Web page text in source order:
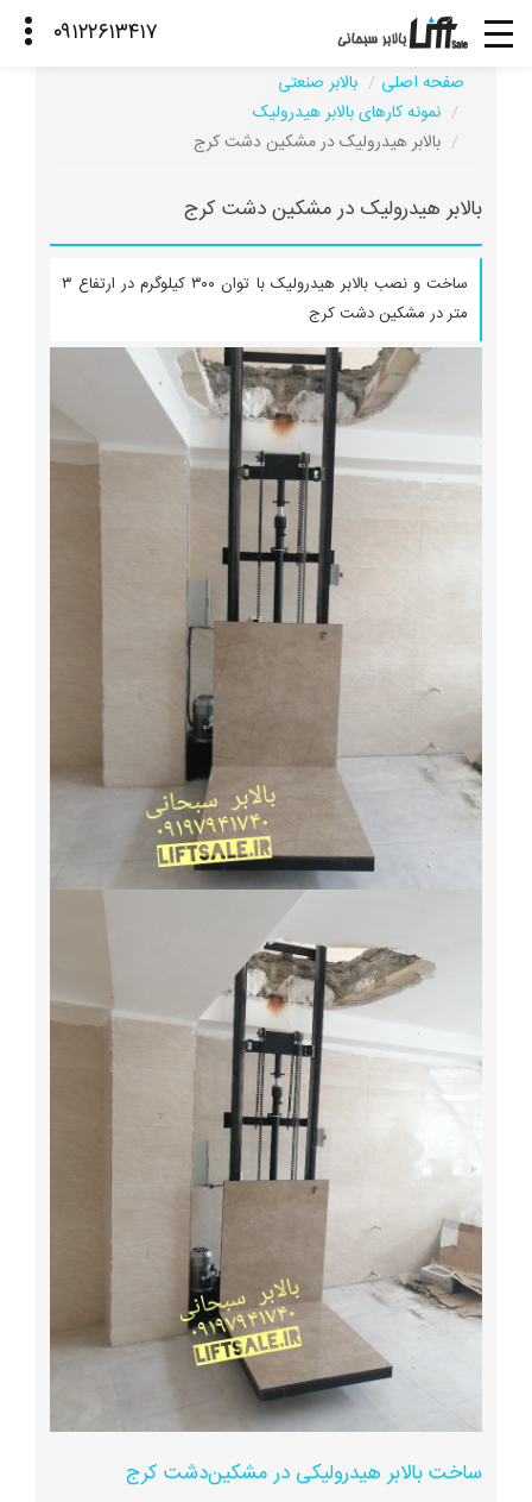
صفحه اصلی
بالابر صنعتی
نمونه کارهای بالابر هیدرولیک
بالابر هیدرولیک در مشکین دشت کرج
بالابر هیدرولیک در مشکین دشت کرج
ساخت و نصب بالابر هیدرولیک با توان ۳۰۰ کیلوگرم در ارتفاع ۳
متر در مشکین دشت کرج
ساخت بالابر هیدرولیکی در مشکین‌دشت کرج